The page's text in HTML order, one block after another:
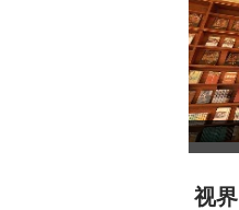
视界